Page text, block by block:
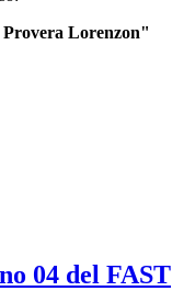
Lorenzon"
04 del FAST